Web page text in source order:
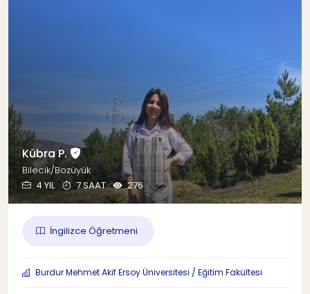
Kübra P.
Bilecik/Bozüyük
4 YIL
7 SAAT 276
İngilizce Öğretmeni
Burdur Mehmet Akif Ersoy Üniversitesi / Eğitim Fakültesi